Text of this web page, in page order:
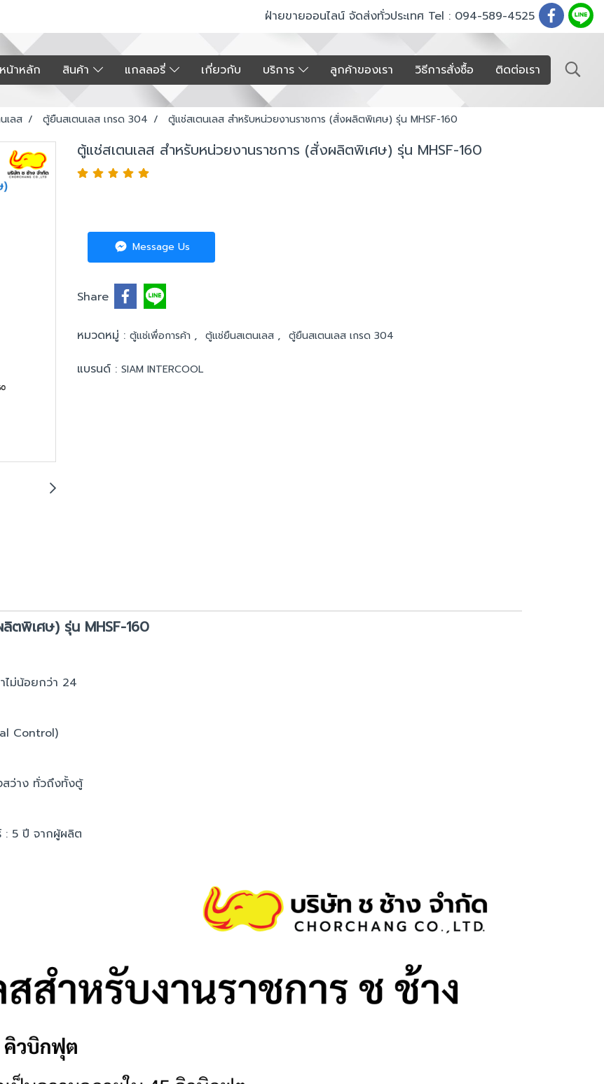
ฝ่ายขายออนไลน์ จัดส่งทั่วประเทศ Tel : 094-589-4525
หน้าหลัก สินค้า แกลลอรี่ เกี่ยวกับ บริการ ลูกค้าของเรา วิธีการสั่งซื้อ ติดต่อเรา
เลส ตู้ยืนสเตนเลส เกรด 304 ตู้แช่สเตนเลส สำหรับหน่วยงานราชการ (สั่งผลิตพิเศษ) รุ่น MHSF-160
ตู้แช่สเตนเลส สำหรับหน่วยงานราชการ (สั่งผลิตพิเศษ) รุ่น MHSF-160
Message Us
Share
หมวดหมู่ : ตู้แช่เพื่อการค้า , ตู้แช่ยืนสเตนเลส , ตู้ยืนสเตนเลส เกรด 304
แบรนด์ : SIAM INTERCOOL
ตพิเศษ) รุ่น MHSF-160
ไม่น้อยกว่า 24
Control)
ว่าง ทั่วถึงทั้งตู้
: 5 ปี จากผู้ผลิต